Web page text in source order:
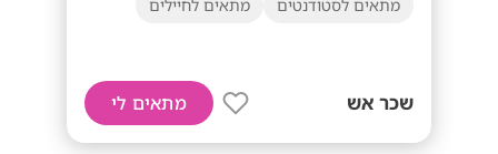
מתאים לסטודנטים מתאים לחיילים
שכר אש מתאים לי